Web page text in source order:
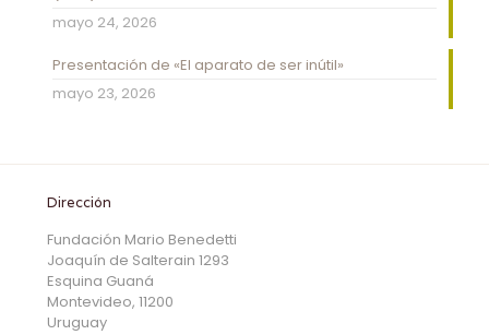
mayo 24, 2026
Presentación de «El aparato de ser inútil»
mayo 23, 2026
Dirección
Fundación Mario Benedetti
Joaquín de Salterain 1293
Esquina Guaná
Montevideo, 11200
Uruguay